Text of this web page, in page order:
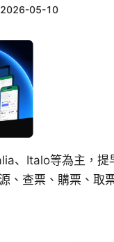
2026-05-10
、Italo等為主，
、查票、購票、取